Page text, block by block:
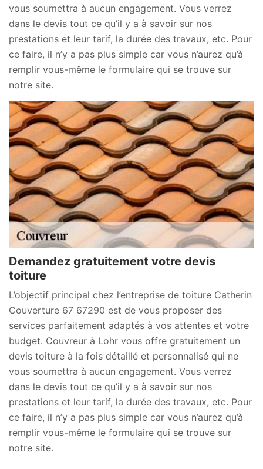
vous soumettra à aucun engagement. Vous verrez
dans le devis tout ce qu’il y a à savoir sur nos
prestations et leur tarif, la durée des travaux, etc. Pour
ce faire, il n’y a pas plus simple car vous n’aurez qu’à
remplir vous-même le formulaire qui se trouve sur
notre site.
Demandez gratuitement votre devis
toiture
L’objectif principal chez l’entreprise de toiture Catherin
Couverture 67 67290 est de vous proposer des
services parfaitement adaptés à vos attentes et votre
budget. Couvreur à Lohr vous offre gratuitement un
devis toiture à la fois détaillé et personnalisé qui ne
vous soumettra à aucun engagement. Vous verrez
dans le devis tout ce qu’il y a à savoir sur nos
prestations et leur tarif, la durée des travaux, etc. Pour
ce faire, il n’y a pas plus simple car vous n’aurez qu’à
remplir vous-même le formulaire qui se trouve sur
notre site.